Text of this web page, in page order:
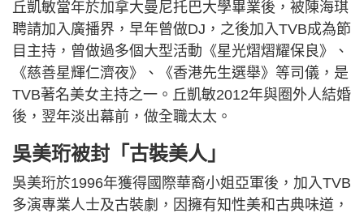
丘凱敏當年於加拿大曼尼托巴大學畢業後，被陳海琪
聘請加入廣播界，早年曾做DJ，之後加入TVB成為節
目主持，曾做過多個大型活動《星光熠熠耀保良》、
《慈善星輝仁濟夜》、《香港先生選舉》等司儀，是
TVB著名美女主持之一。丘凱敏2012年與圈外人結婚
後，翌年淡出幕前，做全職太太。
吳美珩被封「古裝美人」
吳美珩於1996年獲得國際華裔小姐亞軍後，加入TVB
多演專業人士及古裝劇，因擁有知性美和古典味道，